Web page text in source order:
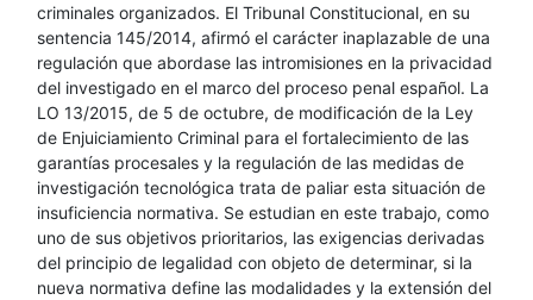
criminales organizados. El Tribunal Constitucional, en su
sentencia 145/2014, afirmó el carácter inaplazable de una
regulación que abordase las intromisiones en la privacidad
del investigado en el marco del proceso penal español. La
LO 13/2015, de 5 de octubre, de modificación de la Ley
de Enjuiciamiento Criminal para el fortalecimiento de las
garantías procesales y la regulación de las medidas de
investigación tecnológica trata de paliar esta situación de
insuficiencia normativa. Se estudian en este trabajo, como
uno de sus objetivos prioritarios, las exigencias derivadas
del principio de legalidad con objeto de determinar, si la
nueva normativa define las modalidades y la extensión del